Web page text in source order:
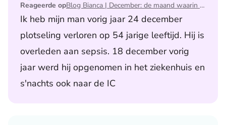
Reageerde op Blog Bianca | December: de maand waarin ik mijn man verloor
Ik heb mijn man vorig jaar 24 december
plotseling verloren op 54 jarige leeftijd. Hij is
overleden aan sepsis. 18 december vorig
jaar werd hij opgenomen in het ziekenhuis en
s'nachts ook naar de IC